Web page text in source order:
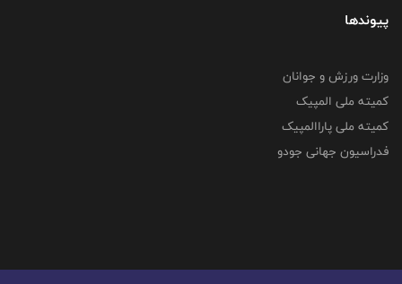
پیوندها
وزارت ورزش و جوانان
کمیته ملی المپیک
کمیته ملی پاراالمپیک
فدراسیون جهانی جودو